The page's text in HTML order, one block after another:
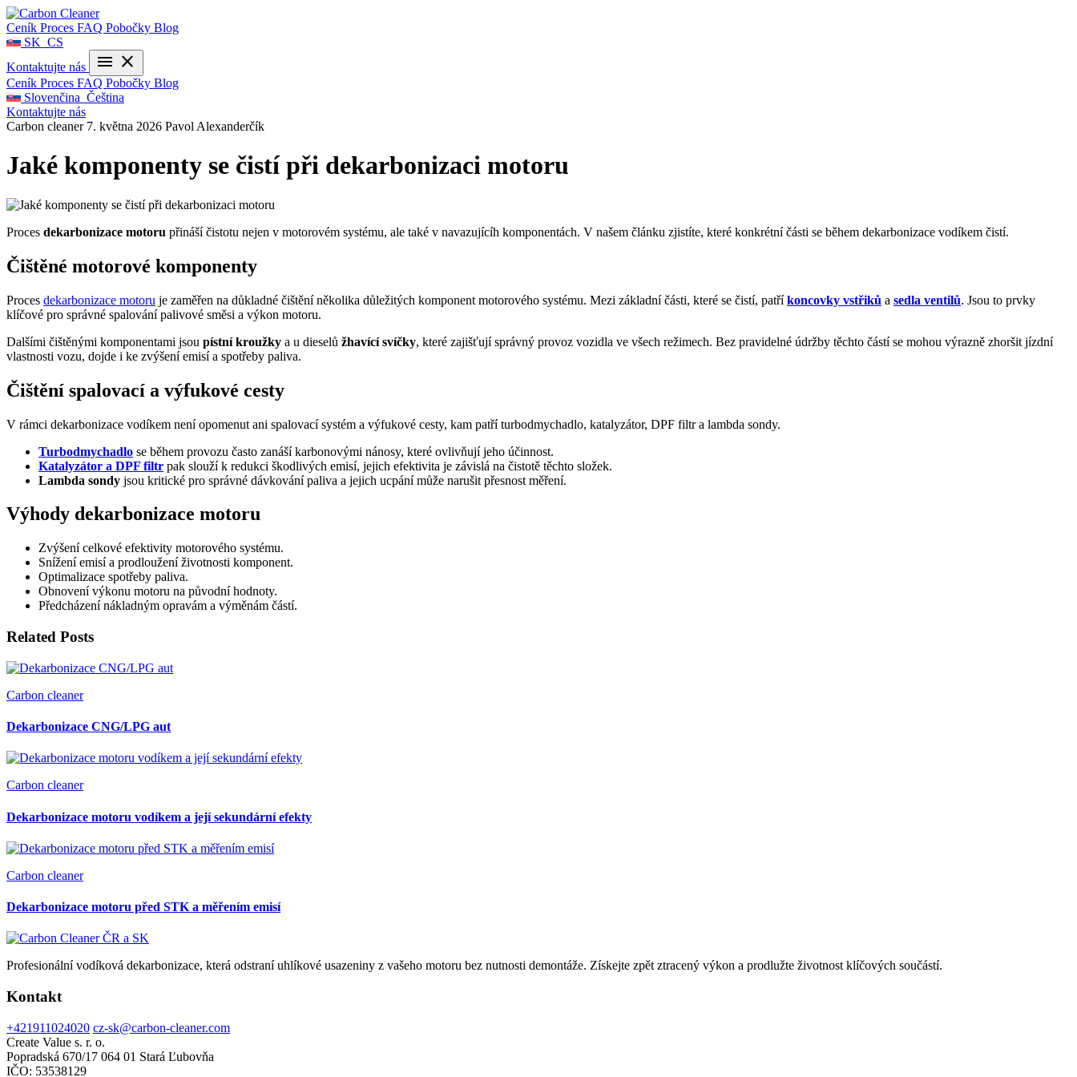
Přejít
k
obsahu
Ceník Proces FAQ Pobočky Blog
SK CS
Kontaktujte nás
menu close
Ceník Proces FAQ Pobočky Blog
Slovenčina Čeština
Kontaktujte nás
Carbon cleaner 7. května 2026 Pavol Alexanderčík
Jaké komponenty se čistí při dekarbonizaci motoru
Proces dekarbonizace motoru přináší čistotu nejen v motorovém systému, ale také v navazujícíh komponentách. V našem článku zjistíte, které konkrétní části se během dekarbonizace vodíkem čistí.
Čištěné motorové komponenty
Proces dekarbonizace motoru je zaměřen na důkladné čištění několika důležitých komponent motorového systému. Mezi základní části, které se čistí, patříkoncovky vstřiků a sedla ventilů. Jsou to prvky
klíčové pro správné spalování palivové směsi a výkon motoru.
Dalšími čištěnými komponentami jsou pístní kroužky a u dieselů žhavící svíčky, které zajišťují správný provoz vozidla ve všech režimech. Bez pravidelné údržby těchto částí se mohou výrazně zhoršit jízdní
vlastnosti vozu, dojde i ke zvýšení emisí a spotřeby paliva.
Čištění spalovací a výfukové cesty
V rámci dekarbonizace vodíkem není opomenut ani spalovací systém a výfukové cesty, kam patří turbodmychadlo, katalyzátor, DPF filtr a lambda sondy.
Turbodmychadlo se během provozu často zanáší karbonovými nánosy, které ovlivňují jeho účinnost.
Katalyzátor a DPF filtr pak slouží k redukci škodlivých emisí, jejich efektivita je závislá na čistotě těchto složek.
Lambda sondy jsou kritické pro správné dávkování paliva a jejich ucpání může narušit přesnost měření.
Výhody dekarbonizace motoru
Zvýšení celkové efektivity motorového systému.
Snížení emisí a prodloužení životnosti komponent.
Optimalizace spotřeby paliva.
Obnovení výkonu motoru na původní hodnoty.
Předcházení nákladným opravám a výměnám částí.
Related Posts
Carbon cleaner
Dekarbonizace CNG/LPG aut
Carbon cleaner
Dekarbonizace motoru vodíkem a její sekundární efekty
Carbon cleaner
Dekarbonizace motoru před STK a měřením emisí
Profesionální vodíková dekarbonizace, která odstraní uhlíkové usazeniny z vašeho motoru bez nutnosti demontáže. Získejte zpět ztracený výkon a prodlužte životnost klíčových součástí.
Kontakt
+421911024020 cz-sk@carbon-cleaner.com
Create Value s. r. o.
Popradská 670/17 064 01 Stará Ľubovňa
IČO: 53538129